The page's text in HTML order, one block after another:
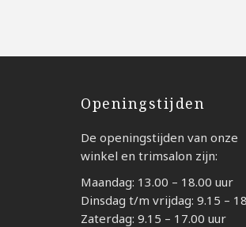
Openingstijden
De openingstijden van onze
winkel en trimsalon zijn:
Maandag: 13.00 – 18.00 uur
Dinsdag t/m vrijdag: 9.15 –
Zaterdag: 9.15 – 17.00 uur